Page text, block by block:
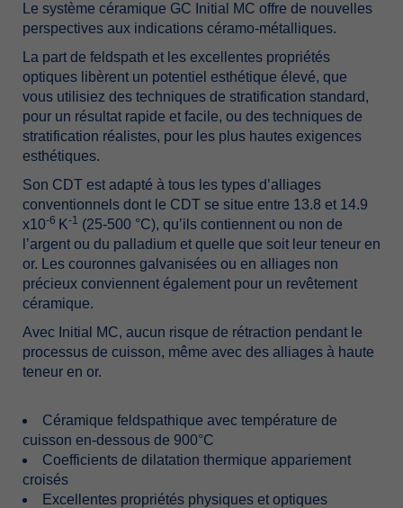
LesystèmecéramiqueGCInitialMCoffredenouvelles
perspectivesauxindicationscéramo-métalliques.
Lapartdefeldspathetlesexcellentespropriétés
optiqueslibèrentunpotentielesthétiqueélevé,que
vousutilisiezdestechniquesdestratificationstandard,
pourunrésultatrapideetfacile,oudestechniquesde
stratificationréalistes,pourlesplushautesexigences
esthétiques.
SonCDTestadaptéàtouslestypesdʼalliages
conventionnelsdontleCDTsesitueentre13.8et14.9
x10-6 K-1 (25-500°C),quʼilscontiennentounonde
lʼargentoudupalladiumetquellequesoitleurteneuren
or.Lescouronnesgalvaniséesouenalliagesnon
précieuxconviennentégalementpourunrevêtement
céramique.
AvecInitialMC,aucunrisquederétractionpendantle
processusdecuisson,mêmeavecdesalliagesàhaute
teneurenor.
Céramiquefeldspathiqueavectempératurede
cuissonen-dessousde900°C
Coefficientsdedilatationthermiqueappariement
croisés
Excellentespropriétésphysiquesetoptiques